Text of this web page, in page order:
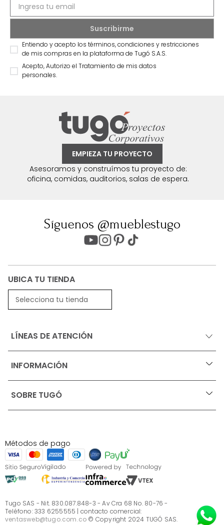
Entiendo y acepto los términos, condiciones y restricciones
de mis compras en la plataforma de Tugó S.A.S.
Acepto, Autorizo el Tratamiento de mis datos
personales.
EMPIEZA TU PROYECTO
Asesoramos y construímos tu proyecto de:
oficina, comidas, auditorios, salas de espera.
Síguenos @mueblestugo
UBICA TU TIENDA
Selecciona tu tienda
LÍNEAS DE ATENCIÓN
INFORMACIÓN +
Ofertas vigentes
Términos, condiciones y restricciones para productos
S.A.S
Términos, condiciones y restricciones Tugó S.A.S
Instructivo cuidado de muebles
Sé parte de Tugó
¿Quiénes somos?
Servicio al cliente
SOBRE TUGÓ +
¿Quieres vender en Tugó?
Métodos de pago
Tugo SAS - Nit. 830.087.848-3 - Av Cra 68 No. 80-76 -
Teléfono: 333 6255555 | contacto comercial:
ventasweb@tugo.com.co © Copyright 2024 TUGÓ SAS.